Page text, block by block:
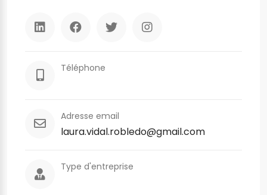
Téléphone
Adresse email
laura.vidal.robledo@gmail.com
Type d'entreprise